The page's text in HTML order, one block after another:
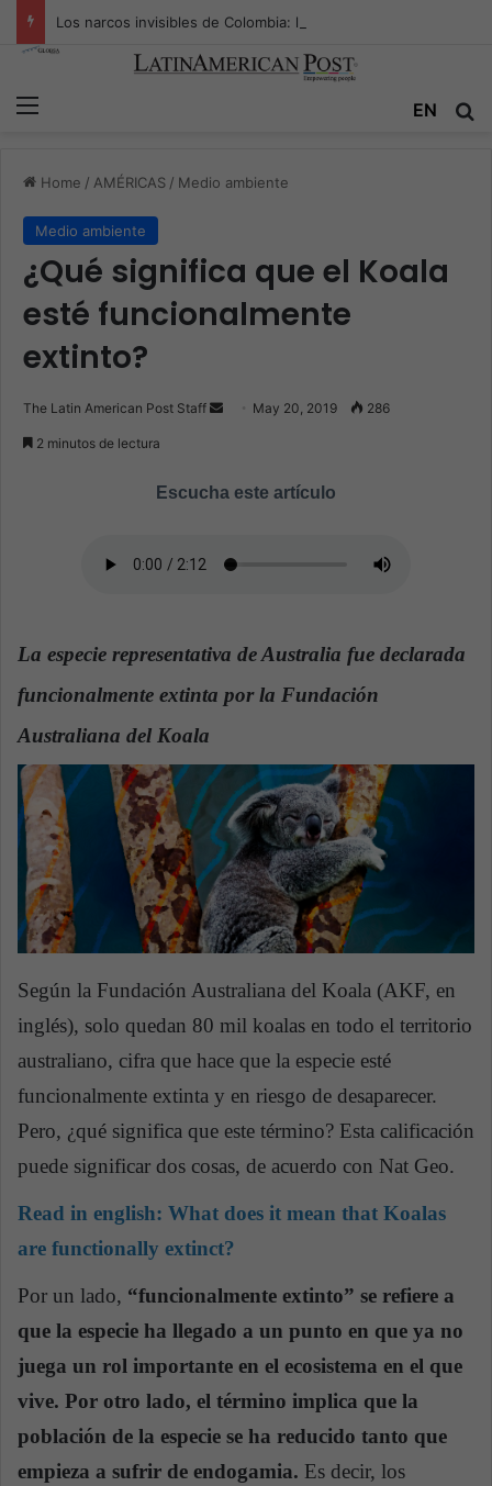
EN
Home / AMÉRICAS / Medio ambiente
Medio ambiente
¿Qué significa que el Koala
esté funcionalmente
extinto?
The Latin American Post Staff
d
e
May 20, 2019 286
2 minutos de lectura
Escucha este artículo
La especie representativa de Australia fue declarada
funcionalmente extinta por la Fundación
Australiana del Koala
Según la Fundación Australiana del Koala (AKF, en
inglés), solo quedan 80 mil koalas en todo el territorio
australiano, cifra que hace que la especie esté
funcionalmente extinta y en riesgo de desaparecer.
Pero, ¿qué significa que este término? Esta calificación
puede significar dos cosas, de acuerdo con Nat Geo.
Read in english: What does it mean that Koalas
are functionally extinct?
Por un lado, “funcionalmente extinto” se refiere a
que la especie ha llegado a un punto en que ya no
juega un rol importante en el ecosistema en el que
vive. Por otro lado, el término implica que la
población de la especie se ha reducido tanto que
empieza a sufrir de endogamia. Es decir, los